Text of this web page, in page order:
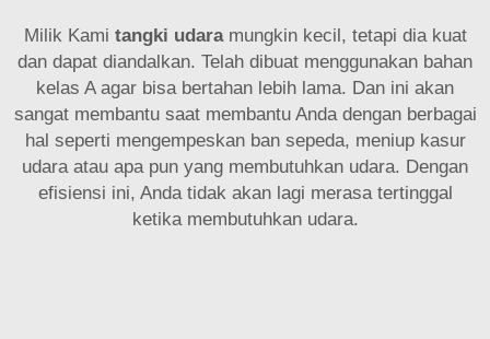
Milik Kami tangki udara mungkin kecil, tetapi dia kuat
dan dapat diandalkan. Telah dibuat menggunakan bahan
kelas A agar bisa bertahan lebih lama. Dan ini akan
sangat membantu saat membantu Anda dengan berbagai
hal seperti mengempeskan ban sepeda, meniup kasur
udara atau apa pun yang membutuhkan udara. Dengan
efisiensi ini, Anda tidak akan lagi merasa tertinggal
ketika membutuhkan udara.